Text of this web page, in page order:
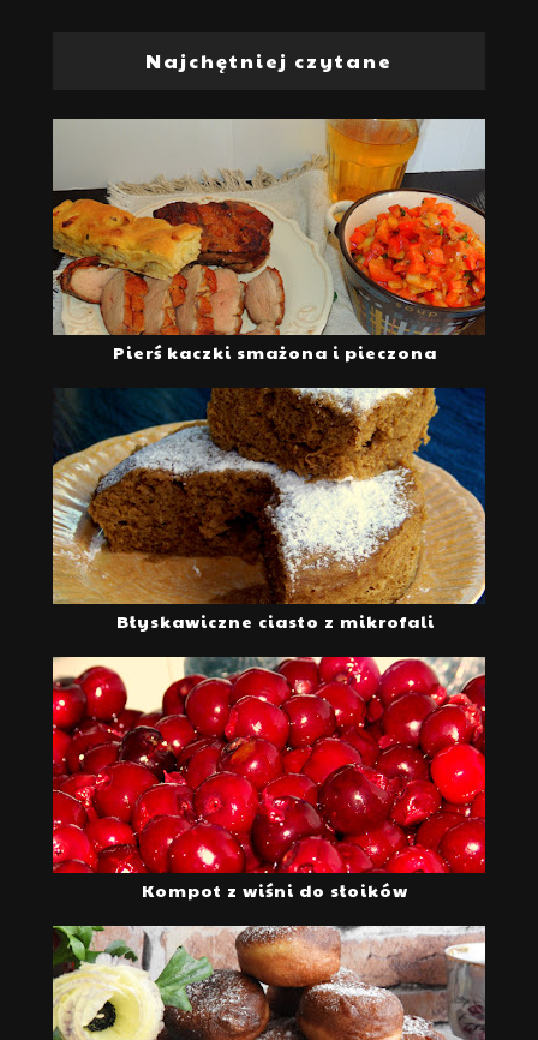
Najchętniej czytane
Pierś kaczki smażona i pieczona
Błyskawiczne ciasto z mikrofali
Kompot z wiśni do słoików